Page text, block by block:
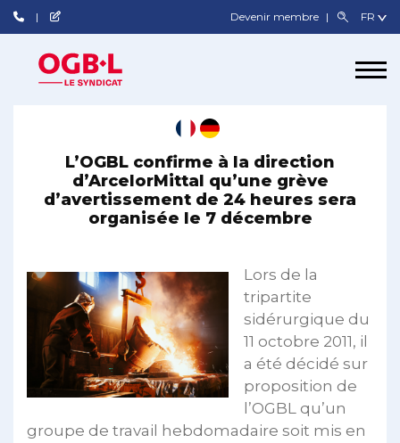
Devenir membre
L’OGBL confirme à la direction
d’ArcelorMittal qu’une grève
d’avertissement de 24 heures sera
organisée le 7 décembre
Lors de la
tripartite
sidérurgique du
11 octobre 2011, il
a été décidé sur
proposition de
l’OGBL qu’un
groupe de travail hebdomadaire soit mis en